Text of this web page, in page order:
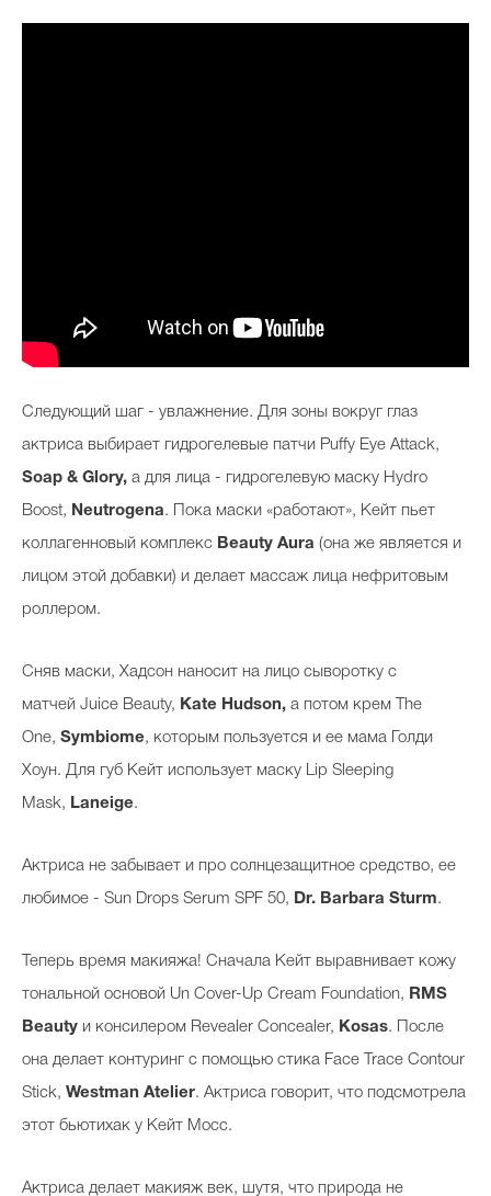
Следующий шаг - увлажнение. Для зоны вокруг глаз
актриса выбирает гидрогелевые патчи Puffy Eye Attack,
Soap & Glory, а для лица - гидрогелевую маску Hydro
Boost, Neutrogena. Пока маски «работают», Кейт пьет
коллагенновый комплекс Beauty Aura (она же является и
лицом этой добавки) и делает массаж лица нефритовым
роллером.
Сняв маски, Хадсон наносит на лицо сыворотку с
матчей Juice Beauty, Kate Hudson, а потом крем The
One, Symbiome, которым пользуется и ее мама Голди
Хоун. Для губ Кейт использует маску Lip Sleeping
Mask, Laneige.
Актриса не забывает и про солнцезащитное средство, ее
любимое - Sun Drops Serum SPF 50, Dr. Barbara Sturm.
Теперь время макияжа! Сначала Кейт выравнивает кожу
тональной основой Un Cover-Up Cream Foundation, RMS
Beauty и консилером Revealer Concealer, Kosas. После
она делает контуринг с помощью стика Face Trace Contour
Stick, Westman Atelier. Актриса говорит, что подсмотрела
этот бьютихак у Кейт Мосс.
Актриса делает макияж век, шутя, что природа не